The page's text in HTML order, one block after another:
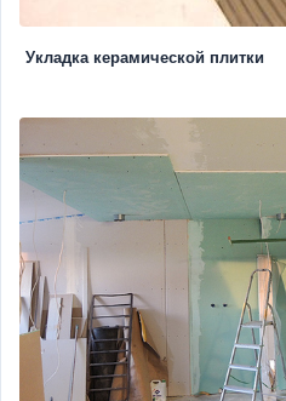
Укладка керамической плитки